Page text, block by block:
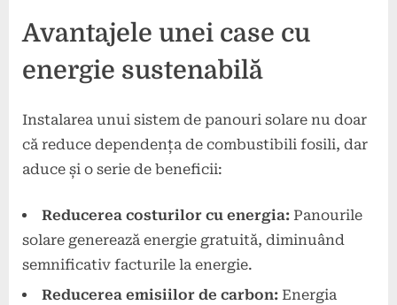
Avantajele unei case cu
energie sustenabilă
Instalarea unui sistem de panouri solare nu doar
că reduce dependența de combustibili fosili, dar
aduce și o serie de beneficii:
Reducerea costurilor cu energia: Panourile
solare generează energie gratuită, diminuând
semnificativ facturile la energie.
Reducerea emisiilor de carbon: Energia